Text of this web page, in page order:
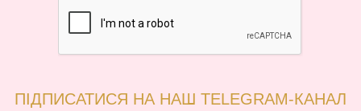
ПІДПИСАТИСЯ НА НАШ TELEGRAM-КАНАЛ